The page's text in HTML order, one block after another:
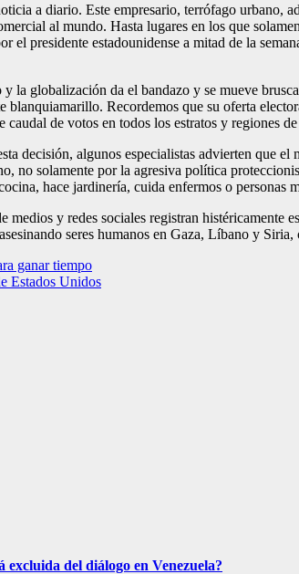
a diario. Este empresario, terrófago urbano,
al mundo. Hasta lugares en los que
el presidente estadounidense a mitad de la
la globalización da el bandazo y se mueve
blanquiamarillo. Recordemos que su oferta
caudal de votos en todos los estratos y regiones
decisión, algunos especialistas advierten que
no solamente por la agresiva política
hace jardinería, cuida enfermos o personas
medios y redes sociales registran
seres humanos en Gaza, Líbano y
ganar tiempo
Estados Unidos
excluida del diálogo en Venezuela?